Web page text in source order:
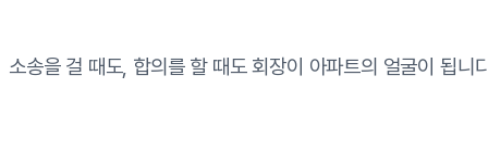
소송을 걸 때도, 합의를 할 때도 회장이 아파트의 얼굴이 됩니